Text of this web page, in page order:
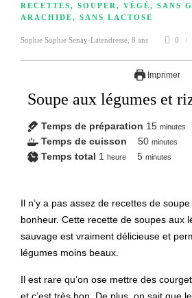
RECETTES, SOUPER , VÉGÉ, SANS
ARACHIDE, SANS LACTOSE
Sophie Sophie Senay-Latendresse 8 ans 0
Imprimer
Soupe aux légumes et
Temps de préparation 15 minutes
Temps de cuisson 50 minutes
Temps total 1 heure 5 minutes
Il n’y a pas assez de recettes de
bonheur. Cette recette de soupes aux
sauvage est vraiment délicieuse et
légumes moins beaux.
Il est rare qu’on ose mettre des